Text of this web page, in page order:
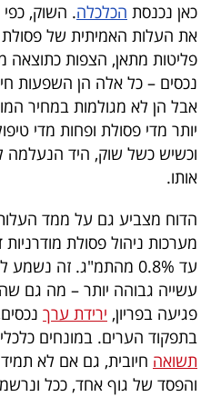
40
UNDER
40
שיתופי
פעולה
דרושים
ניוזלטרים
מייל
כאן נכנסת הכלכלה. השוק,
את העלות האמיתית של
פליטות מתאן, הצפות כתוצאה
נכסים – כל אלה הן השפעות
אבל הן לא מגולמות במחיר
יותר מדי פסולת ופחות מדי
וכשיש כשל שוק, היד
אותו.
הדוח מצביע גם על ממד
עד 0.8% מהתמ"ג. זה
עשייה גבוהה יותר – מה גם
פגיעה בפריון, ירידת ערך
בתפקוד הערים. במונחים
תשואה חיובית, גם אם לא
והפסד של גוף אחד, ככל